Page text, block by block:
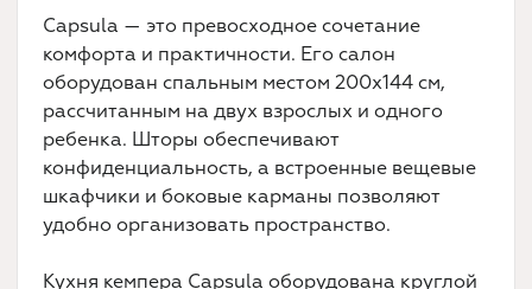
Capsula — это превосходное сочетание
комфорта и практичности. Его салон
оборудован спальным местом 200х144 см,
рассчитанным на двух взрослых и одного
ребенка. Шторы обеспечивают
конфиденциальность, а встроенные вещевые
шкафчики и боковые карманы позволяют
удобно организовать пространство.
Кухня кемпера Capsula оборудована круглой